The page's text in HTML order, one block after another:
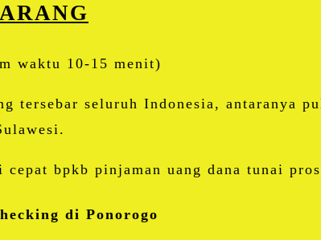
waktu 10-15 menit)
seluruh Indonesia, antaranya
bpkb pinjaman uang dana tunai
di Ponorogo